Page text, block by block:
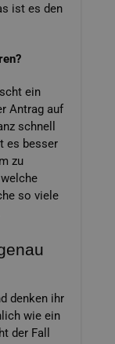
ist es den
ein
Antrag auf
schnell
es besser
zu
so viele
denken ihr
wie ein
der Fall